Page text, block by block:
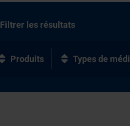
Filtrer les résultats
Produits Types de